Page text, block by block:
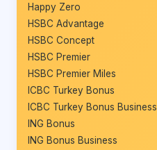
Happy Zero
HSBC Advantage
HSBC Concept
HSBC Premier
HSBC Premier Miles
ICBC Turkey Bonus
ICBC Turkey Bonus Business
ING Bonus
ING Bonus Business